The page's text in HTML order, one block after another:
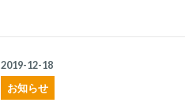
お知らせ
2019-12-18